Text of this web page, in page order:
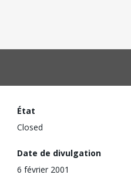
État
Closed
Date de divulgation
6 février 2001